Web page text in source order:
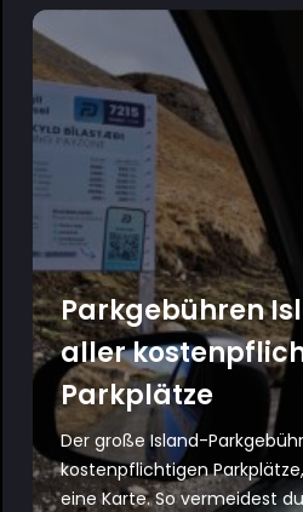
Parkgebühren
aller
Parkplätze
Der große Island-
kostenpflichtigen
eine Karte. So vermeidest